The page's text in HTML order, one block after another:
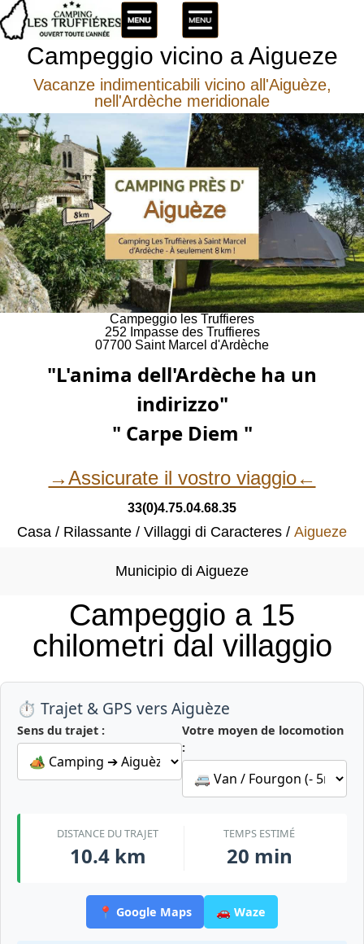
Campeggio vicino a Aigueze
Vacanze indimenticabili vicino all'Aiguèze,
nell'Ardèche meridionale
Campeggio les Truffieres
252 Impasse des Truffieres
07700 Saint Marcel d'Ardèche
"L'anima dell'Ardèche ha un
indirizzo"
" Carpe Diem "
→Assicurate il vostro viaggio←
33(0)4.75.04.68.35
Casa Rilassante Villaggi di Caracteres Aigueze
Municipio di Aigueze
Campeggio a 15
chilometri dal villaggio
⏱️ Trajet & GPS vers Aiguèze
Sens du trajet :
Votre moyen de locomotion
:
DISTANCE DU TRAJET
10.4 km
TEMPS ESTIMÉ
20 min
📍 Google Maps 🚗 Waze